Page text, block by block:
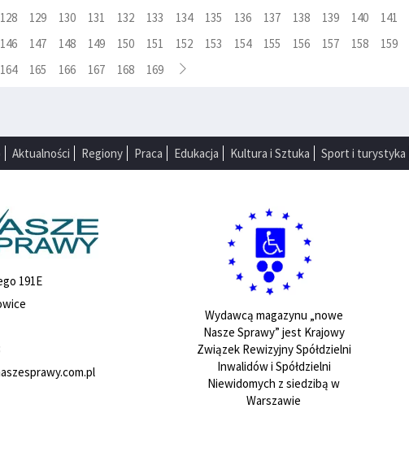
128 129 130 131 132 133 134 135 136 137 138 139 140 141
146 147 148 149 150 151 152 153 154 155 156 157 158 159
164 165 166 167 168 169
Aktualności Regiony Praca Edukacja Kultura i Sztuka Sport i turystyka
191E
Wydawcą magazynu „nowe
Nasze Sprawy” jest Krajowy
Związek Rewizyjny Spółdzielni
Inwalidów i Spółdzielni
Niewidomych z siedzibą w
Warszawie